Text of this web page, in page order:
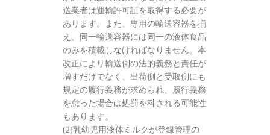
送業者は運輸許可証を取得する必要が
あります。また、専用の輸送容器を揃
え、同一輸送容器には同一の液体食品
のみを積載しなければなりません。本
改正により輸送側の法的義務と責任が
増すだけでなく、出荷側と受取側にも
規定の履行義務が求められ、履行義務
を怠った場合は処罰を科される可能性
もあります。
(2)乳幼児用液体ミルクが登録管理の